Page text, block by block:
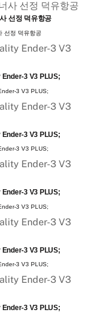
선정 덕유항공
선정 덕유항공
3 V3 PLUS;
3 V3 PLUS;
3 V3 PLUS;
3 V3 PLUS;
3 V3 PLUS;
3 V3 PLUS;
3 V3 PLUS;
3 V3 PLUS;
3 V3 PLUS;